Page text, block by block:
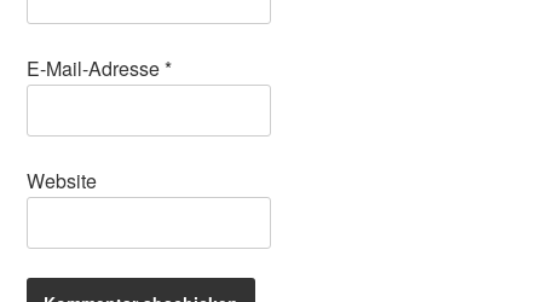
E-Mail-Adresse*
Website